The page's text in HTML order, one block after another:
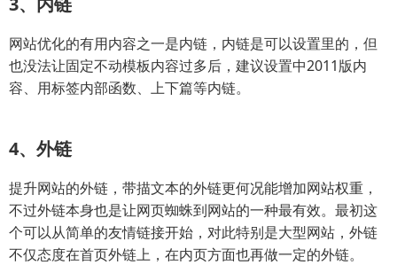
网站优化的有用内容之一是内链，内链是可以设置里的，但
也没法让固定不动模板内容过多后，建议设置中2011版内
容、用标签内部函数、上下篇等内链。
4、外链
提升网站的外链，带描文本的外链更何况能增加网站权重，
不过外链本身也是让网页蜘蛛到网站的一种最有效。最初这
个可以从简单的友情链接开始，对此特别是大型网站，外链
不仅态度在首页外链上，在内页方面也再做一定的外链。